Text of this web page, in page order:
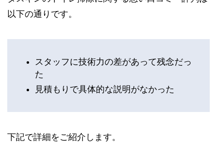
以下の通りです。
スタッフに技術力の差があって残念だっ
た
見積もりで具体的な説明がなかった
下記で詳細をご紹介します。